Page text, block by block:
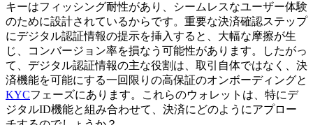
キーはフィッシング耐性があり、シームレスなユーザー体験
のために設計されているからです。重要な決済確認ステップ
にデジタル認証情報の提示を挿入すると、大幅な摩擦が生
じ、コンバージョン率を損なう可能性があります。したがっ
て、デジタル認証情報の主な役割は、取引自体ではなく、決
済機能を可能にする一回限りの高保証のオンボーディングと
KYCフェーズにあります。これらのウォレットは、特にデ
ジタルID機能と組み合わせて、決済にどのようにアプロー